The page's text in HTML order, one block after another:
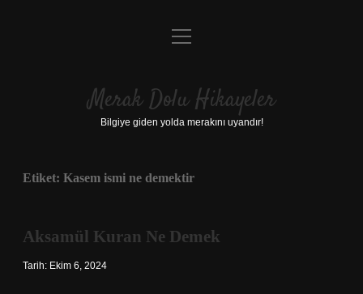
Anasayfa
Yasal Uyarı
menüyü
Merak Dolu Hikayeler
Bilgiye giden yolda merakını uyandır!
Etiket: Kasem ismi ne demektir
Aksamül Kuran Ne Demek
Tarih: Ekim 6, 2024